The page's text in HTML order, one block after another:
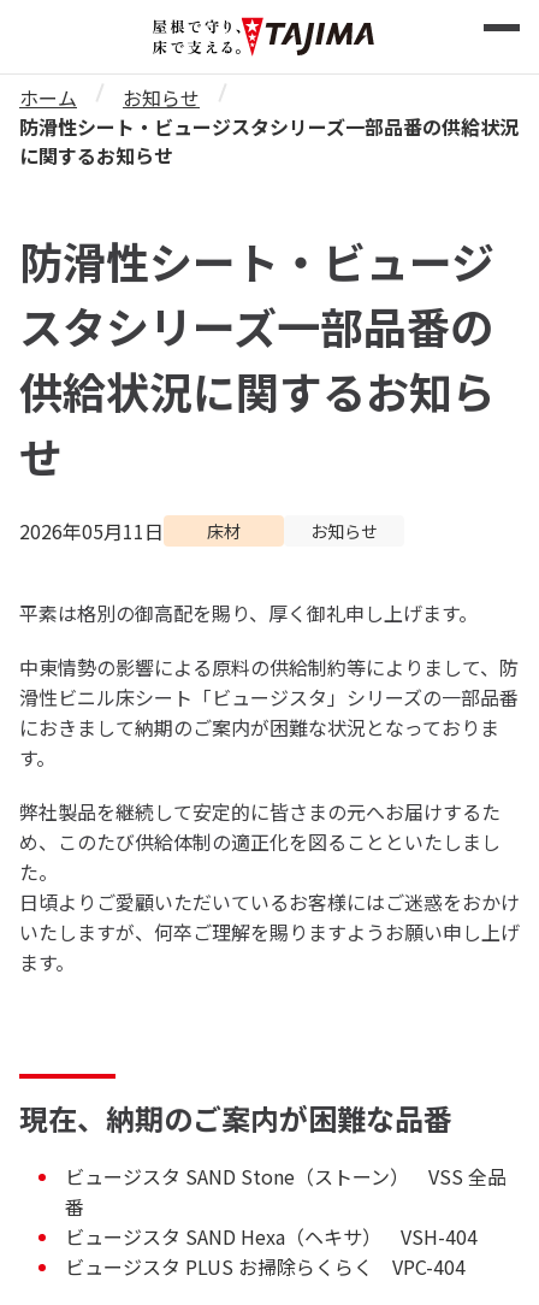
ホーム
お知らせ
防滑性シート・ビュージスタシリーズ一部品番の供給状況
に関するお知らせ
防滑性シート・ビュージ
スタシリーズ一部品番の
供給状況に関するお知ら
せ
2026年05月11日 床材 お知らせ
平素は格別の御⾼配を賜り、厚く御礼申し上げます。
中東情勢の影響による原料の供給制約等によりまして、防
滑性ビニル床シート「ビュージスタ」シリーズの一部品番
におきまして納期のご案内が困難な状況となっておりま
す。
弊社製品を継続して安定的に皆さまの元へお届けするた
め、このたび供給体制の適正化を図ることといたしまし
た。
日頃よりご愛顧いただいているお客様にはご迷惑をおかけ
いたしますが、何卒ご理解を賜りますようお願い申し上げ
ます。
現在、納期のご案内が困難な品番
ビュージスタ SAND Stone（ストーン） VSS 全品
番
ビュージスタ SAND Hexa（ヘキサ） VSH-404
ビュージスタ PLUS お掃除らくらく VPC-404